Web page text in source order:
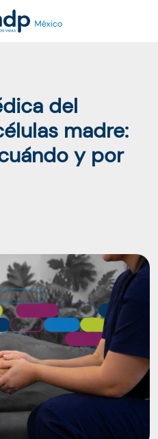
del
madre:
y por